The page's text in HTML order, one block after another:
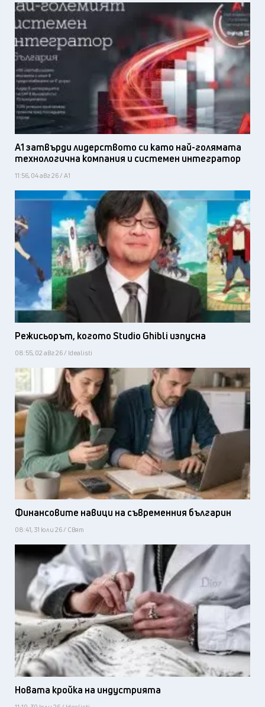
А1 затвърди лидерството си като най-голямата
технологична компания и системен интегратор
11:56, 04 авг 26 / А1
Режисьорът, когото Studio Ghibli изпусна
08:55, 02 авг 26 / Idealisti
Финансовите навици на съвременния българин
08:41, 31 юли 26 / Свят
Новата кройка на индустрията